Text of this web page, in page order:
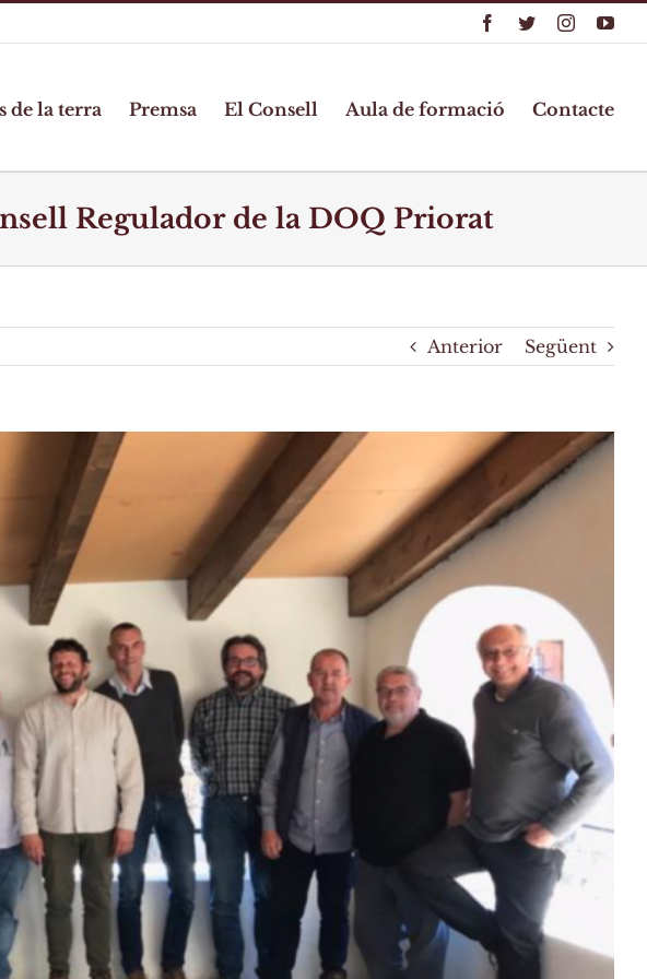
Facebook
TwitterInstagram
de la terra Premsa El Consell Aula de formació Contacte
Regulador de la DOQ Priorat
Anterior Següent